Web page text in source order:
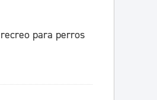
para perros